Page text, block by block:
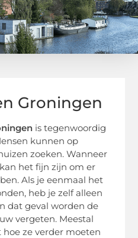
Groningen
is tegenwoordig
kunnen op
zoeken. Wanneer
het fijn zijn om er
Als je eenmaal het
heb je zelf alleen
dat geval worden de
vergeten. Meestal
ze verder moeten